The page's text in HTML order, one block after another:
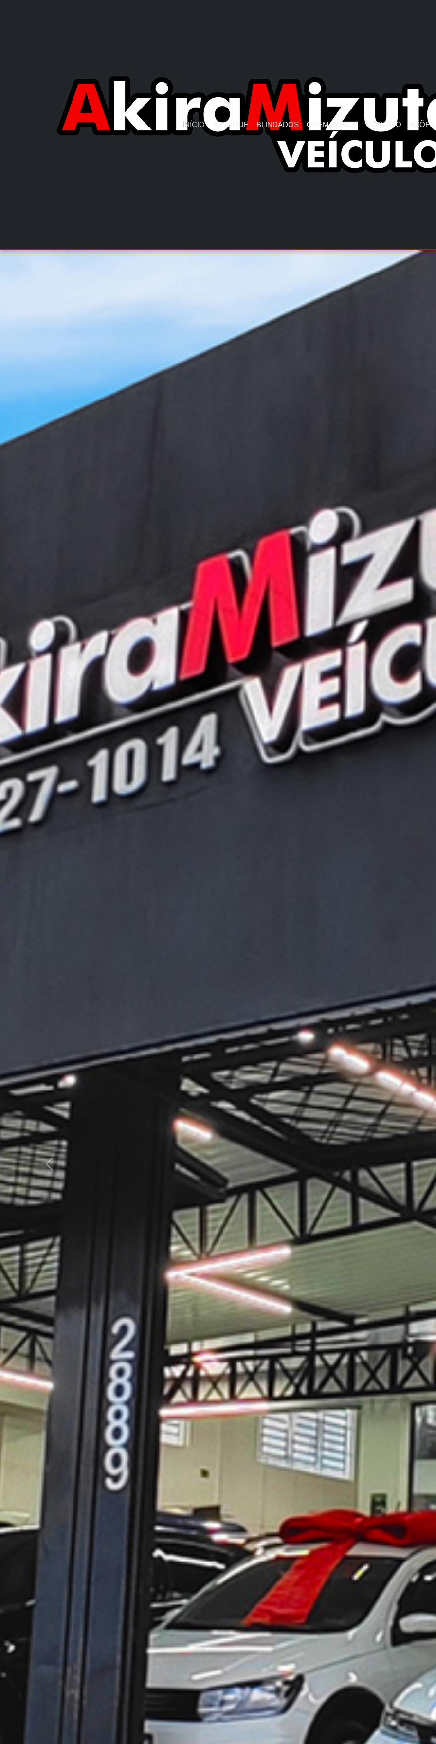
INÍCIO ESTOQUE BLINDADOS QUEM SOMOS CONTATO
Previous